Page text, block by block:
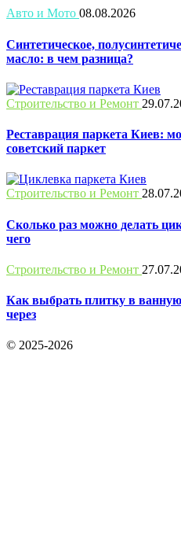
Авто и Мото 08.08.2026
Синтетическое,
масло: в чем разница?
Строительство и Ремонт
Реставрация паркета Киев:
советский паркет
Строительство и Ремонт
Сколько раз можно делать
чего
Строительство и Ремонт
Как выбрать плитку в
через
© 2025-2026